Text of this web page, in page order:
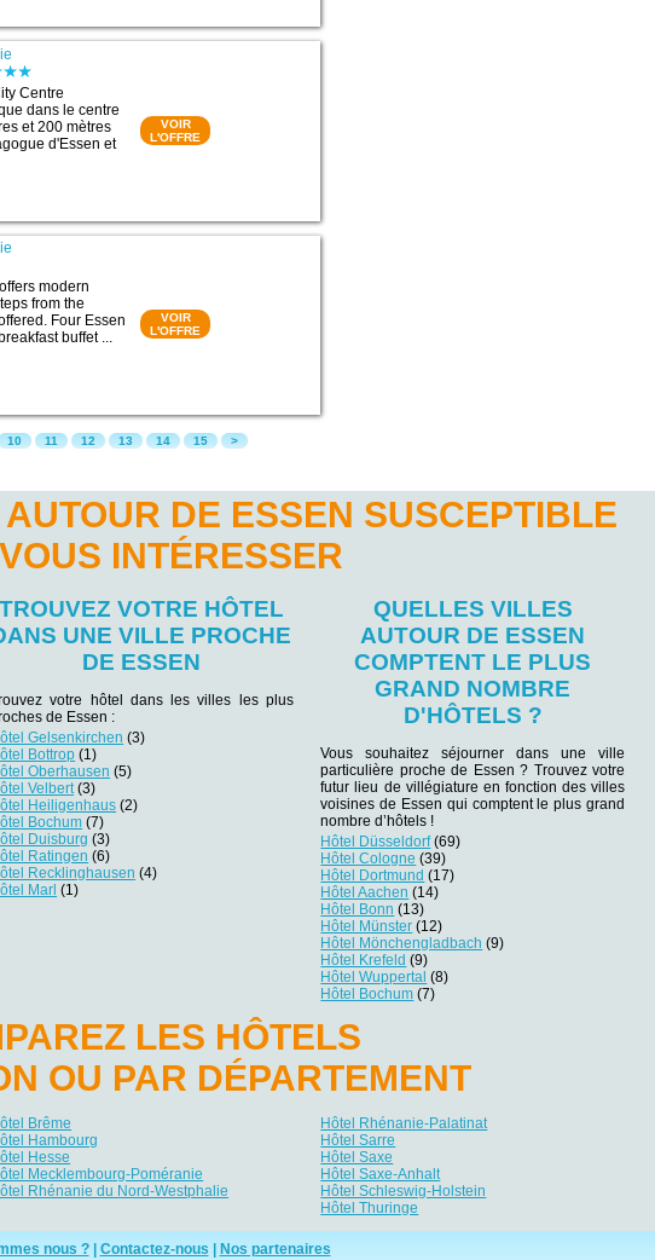
Centre
dans le centre
et 200 mètres
d'Essen et
VOIR
L'OFFRE
modern
from the
Four Essen
buffet ...
VOIR
L'OFFRE
10 11 12 13 14 15 >
DE ESSEN SUSCEPTIBLE
INTÉRESSER
TROUVEZ VOTRE HÔTEL
UNE VILLE PROCHE
DE ESSEN
votre hôtel dans les villes les plus
de Essen :
Gelsenkirchen (3)
Bottrop (1)
Oberhausen (5)
Velbert (3)
Heiligenhaus (2)
Bochum (7)
Duisburg (3)
Ratingen (6)
Recklinghausen (4)
Marl (1)
QUELLES VILLES
AUTOUR DE ESSEN
COMPTENT LE PLUS
GRAND NOMBRE
D'HÔTELS ?
Vous souhaitez séjourner dans une ville
particulière proche de Essen ? Trouvez votre
futur lieu de villégiature en fonction des villes
voisines de Essen qui comptent le plus grand
nombre d’hôtels !
Hôtel Düsseldorf(69)
Hôtel Cologne (39)
Hôtel Dortmund (17)
Hôtel Aachen (14)
Hôtel Bonn (13)
Hôtel Münster (12)
Hôtel Mönchengladbach (9)
Hôtel Krefeld (9)
Hôtel Wuppertal (8)
Hôtel Bochum (7)
LES HÔTELS
OU PAR DÉPARTEMENT
Brême
Hambourg
Hesse
Mecklembourg-Poméranie
Rhénanie du Nord-Westphalie
Hôtel Rhénanie-Palatinat
Hôtel Sarre
Hôtel Saxe
Hôtel Saxe-Anhalt
Hôtel Schleswig-Holstein
Hôtel Thuringe
nous ?| Contactez-nous | Nos partenaires